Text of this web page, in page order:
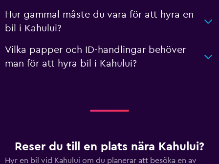
Hur gammal måste du vara för att hyra en
bil i Kahului?
Vilka papper och ID-handlingar behöver
man för att hyra bil i Kahului?
Reser du till en plats nära Kahului?
Hyr en bil vid Kahului om du planerar att besöka en av